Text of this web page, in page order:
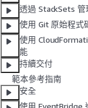
透過 StackSets 管
使用 Git 原始程式
使用
能
持續交付
範本參考指南
安全